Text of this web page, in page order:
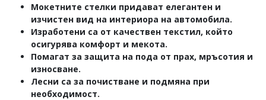
Мокетните стелки придават елегантен и
изчистен вид на интериора на автомобила.
Изработени са от качествен текстил, който
осигурява комфорт и мекота.
Помагат за защита на пода от прах, мръсотия и
износване.
Лесни са за почистване и подмяна при
необходимост.